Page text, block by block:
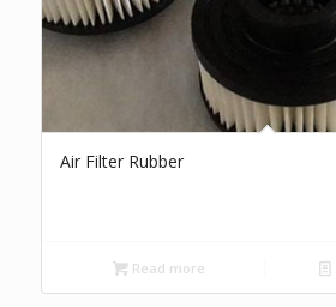
Air Filter Rubber
Read more